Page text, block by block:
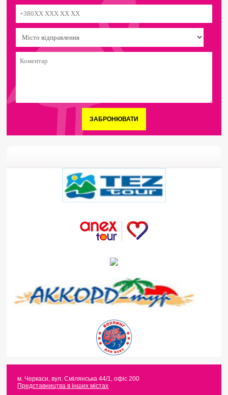
ЗАБРОНЮВАТИ
м. Черкаси,вул. Смілянська 44/1, офіс 200
Представництва в інших містах